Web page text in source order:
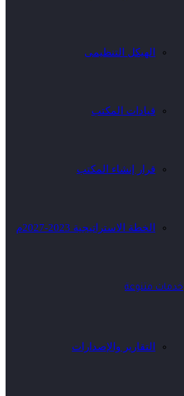
الهيكل التنظيمى
قيادات المكتب
قرار إنشاء المكتب
الخطة الاستراتيجية 2023-2027م
خدمات متنوعة
التقارير والإصدارات